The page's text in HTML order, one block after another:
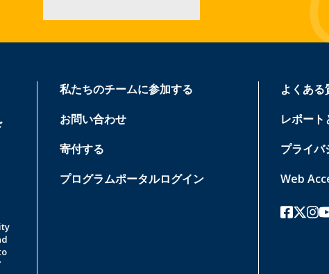
私たちのチームに参加する
お問い合わせ
寄付する
プログラムポータルログイン
よくある
レポート
プライバ
Web
フェイス
ツイッ
イ